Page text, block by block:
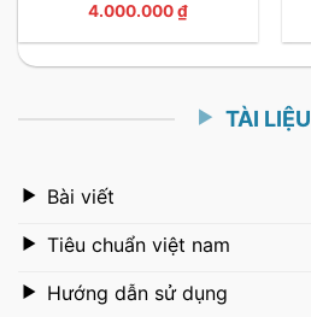
4.000.000₫
TÀI LIỆU
Bài viết
Tiêu chuẩn việt nam
Hướng dẫn sử dụng